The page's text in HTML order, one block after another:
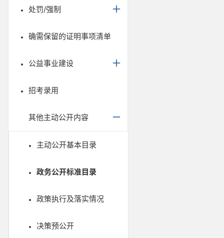
处罚/强制
确需保留的证明事项清单
公益事业建设
招考录用
其他主动公开内容
主动公开基本目录
政务公开标准目录
政策执行及落实情况
决策预公开